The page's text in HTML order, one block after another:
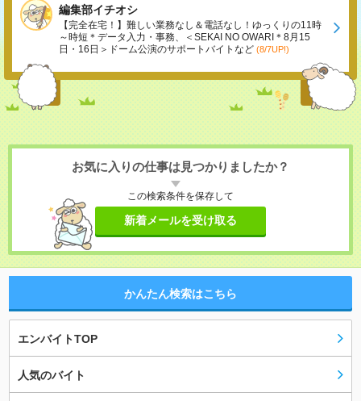
編集部イチオシ
【完全在宅！】難しい業務なし＆電話なし！ゆっくりの11時
～時短＊データ入力・事務、＜SEKAI NO OWARI＊8月15
日・16日＞ドーム公演のサポートバイトなど (8/7UP!)
お気に入りの仕事は見つかりましたか？
この検索条件を保存して
新着メールを受け取る
かんたん検索はこちら
エンバイトTOP
人気のバイト